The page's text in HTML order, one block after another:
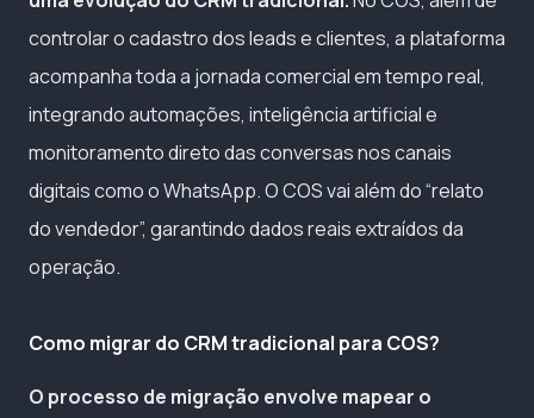
controlar o cadastro dos leads e clientes, a plataforma
acompanha toda a jornada comercial em tempo real,
integrando automações, inteligência artificial e
monitoramento direto das conversas nos canais
digitais como o WhatsApp. O COS vai além do “relato
do vendedor”, garantindo dados reais extraídos da
operação.
Como migrar do CRM tradicional para COS?
O processo de migração envolve mapear o